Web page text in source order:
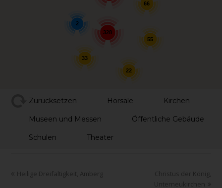
55
328
22
33
66
2
Zurücksetzen Hörsäle Kirchen
Museen und Messen Öffentliche Gebäude
Schulen Theater
Heilige Dreifaltigkeit, Amberg
Christus der König,
Unterneukirchen